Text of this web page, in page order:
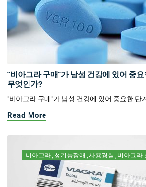
"비아그라 구매"가 남성 건강에 있어 중
무엇인가?
"비아그라 구매"가 남성 건강에 있어 중요한 단
Read More
비아그라 성기능장애 사용경험 비아그라